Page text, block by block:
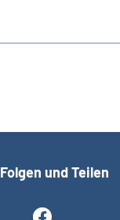
Folgen und Teilen